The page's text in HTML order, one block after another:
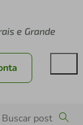
e Grande